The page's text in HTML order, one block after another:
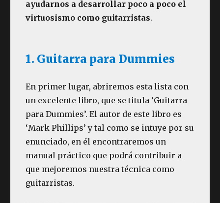
ayudarnos a desarrollar poco a poco el
virtuosismo como guitarristas.
1. Guitarra para Dummies
En primer lugar, abriremos esta lista con
un excelente libro, que se titula ‘Guitarra
para Dummies’. El autor de este libro es
‘Mark Phillips’ y tal como se intuye por su
enunciado, en él encontraremos un
manual práctico que podrá contribuir a
que mejoremos nuestra técnica como
guitarristas.